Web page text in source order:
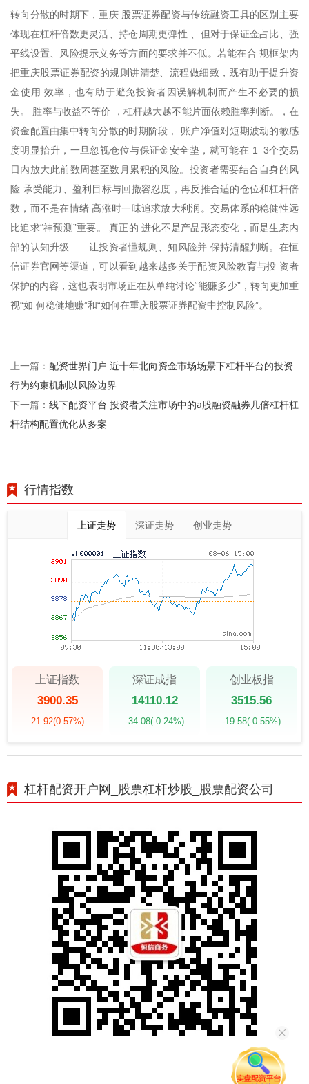
转向分散的时期下，重庆 股票证券配资与传统融资工具的区别主要
体现在杠杆倍数更灵活、持仓周期更弹性 、但对于保证金占比、强
平线设置、风险提示义务等方面的要求并不低。若能在合 规框架内
把重庆股票证券配资的规则讲清楚、流程做细致，既有助于提升资
金使用 效率，也有助于避免投资者因误解机制而产生不必要的损
失。 胜率与收益不等价 ，杠杆越大越不能片面依赖胜率判断。，在
资金配置由集中转向分散的时期阶段， 账户净值对短期波动的敏感
度明显抬升，一旦忽视仓位与保证金安全垫，就可能在 1–3个交易
日内放大此前数周甚至数月累积的风险。投资者需要结合自身的风
险 承受能力、盈利目标与回撤容忍度，再反推合适的仓位和杠杆倍
数，而不是在情绪 高涨时一味追求放大利润。交易体系的稳健性远
比追求“神预测”重要。 真正的 进化不是产品形态变化，而是生态内
部的认知升级——让投资者懂规则、知风险并 保持清醒判断。在恒
信证券官网等渠道，可以看到越来越多关于配资风险教育与投 资者
保护的内容，这也表明市场正在从单纯讨论“能赚多少”，转向更加重
视“如 何稳健地赚”和“如何在重庆股票证券配资中控制风险”。
上一篇： 配资世界门户 近十年北向资金市场场景下杠杆平台的投资
行为约束机制以风险边界
下一篇： 线下配资平台 投资者关注市场中的a股融资融券几倍杠杆杠
杆结构配置优化从多案
行情指数
上证走势 深证走势 创业走势
上证指数
3900.35
21.92(0.57%)
深证成指
14110.12
-34.08(-0.24%)
创业板指
3515.56
-19.58(-0.55%)
杠杆配资开户网_股票杠杆炒股_股票配资公司